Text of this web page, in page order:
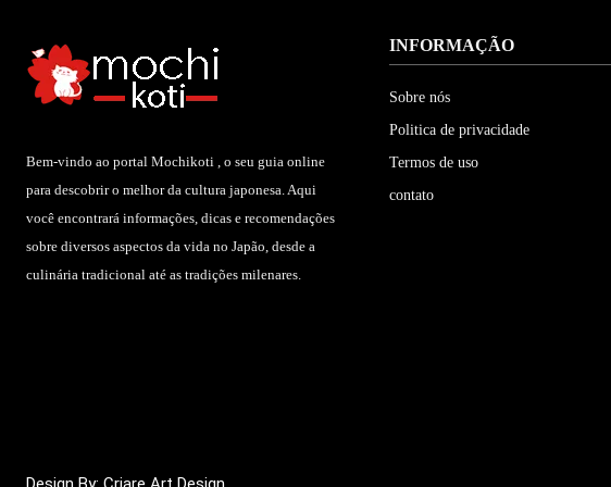
Bem-vindo ao portal Mochikoti , o seu guia online
para descobrir o melhor da cultura japonesa. Aqui
você encontrará informações, dicas e recomendações
sobre diversos aspectos da vida no Japão, desde a
culinária tradicional até as tradições milenares.
INFORMAÇÃO
Sobre nós
Politica de privacidade
Termos de uso
contato